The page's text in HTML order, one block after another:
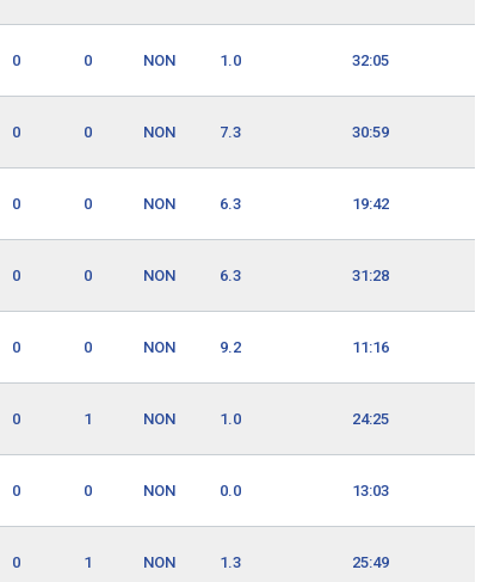
0 0 NON 1.0 32:05
0 0 NON 7.3 30:59
0 0 NON 6.3 19:42
0 0 NON 6.3 31:28
0 0 NON 9.2 11:16
0 1 NON 1.0 24:25
0 0 NON 0.0 13:03
0 1 NON 1.3 25:49